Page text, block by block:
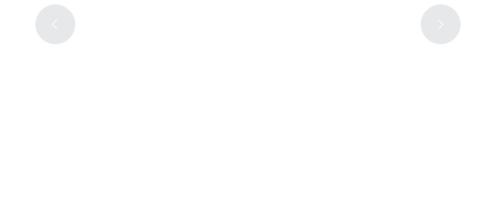
Поставщикам
Государственные программы